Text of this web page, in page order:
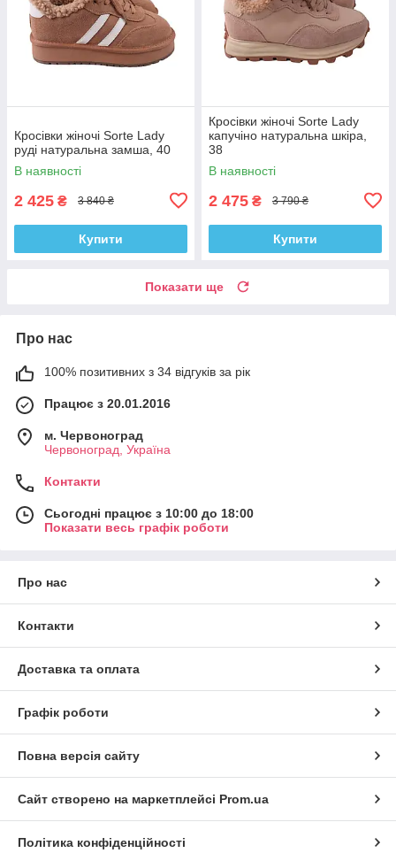
Кросівки жіночі Sorte Lady
руді натуральна замша, 40
В наявності
2 425 ₴ 3 840 ₴
Купити
Кросівки жіночі Sorte Lady
капучіно натуральна шкіра,
38
В наявності
2 475 ₴ 3 790 ₴
Купити
Показати ще
Про нас
100% позитивних з 34 відгуків за рік
Працює з 20.01.2016
м. Червоноград
Червоноград, Україна
Контакти
Сьогодні працює з 10:00 до 18:00
Показати весь графік роботи
Про нас
Контакти
Доставка та оплата
Графік роботи
Повна версія сайту
Сайт створено на маркетплейсі Prom.ua
Політика конфіденційності